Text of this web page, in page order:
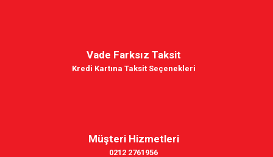
Vade Farksız Taksit
Kredi Kartına Taksit Seçenekleri
Müşteri Hizmetleri
0212 2761956